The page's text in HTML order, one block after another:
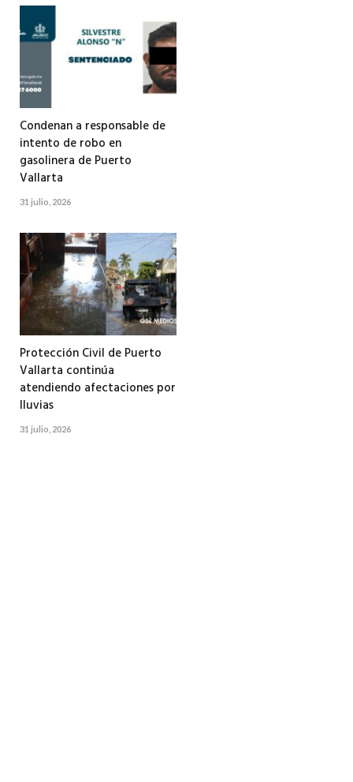
Condenan a responsable de
intento de robo en
gasolinera de Puerto
Vallarta
31 julio, 2026
Protección Civil de Puerto
Vallarta continúa
atendiendo afectaciones por
lluvias
31 julio, 2026